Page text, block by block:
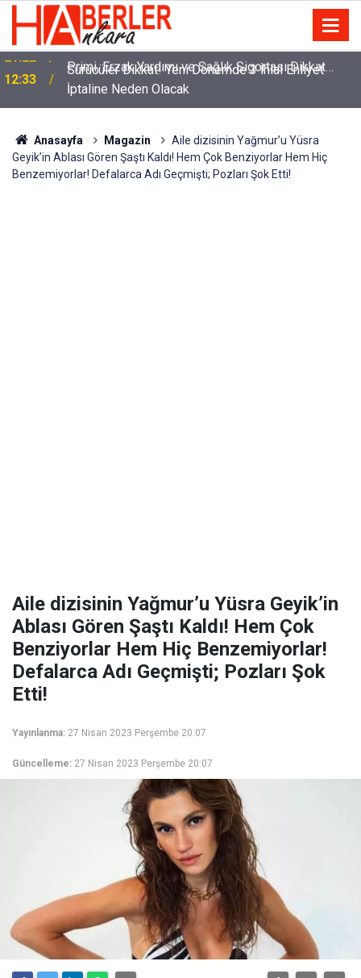
12:33
Sürücüler Dikkat! Yeni Dönemde 3 İhlal Ehliyet
İptaline Neden Olacak
Anasayfa Magazin
Aile dizisinin Yağmur’u Yüsra
Geyik’in Ablası Gören Şaştı Kaldı! Hem Çok Benziyorlar Hem Hiç
Benzemiyorlar! Defalarca Adı Geçmişti; Pozları Şok Etti!
Aile dizisinin Yağmur’u Yüsra Geyik’in
Ablası Gören Şaştı Kaldı! Hem Çok
Benziyorlar Hem Hiç Benzemiyorlar!
Defalarca Adı Geçmişti; Pozları Şok
Etti!
Yayınlanma: 27 Nisan 2023 Perşembe 20:07
Güncelleme: 27 Nisan 2023 Perşembe 20:07